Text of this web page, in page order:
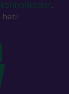
.
heti!